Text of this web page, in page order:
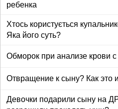
ребенка
Хтось користується
Яка його суть?
Обморок при анализе крови
Отвращение к сыну? Как это
Девочки подарили сыну на